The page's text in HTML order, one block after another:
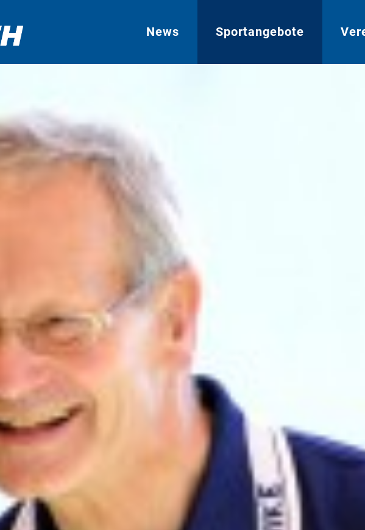
News Sportangebote